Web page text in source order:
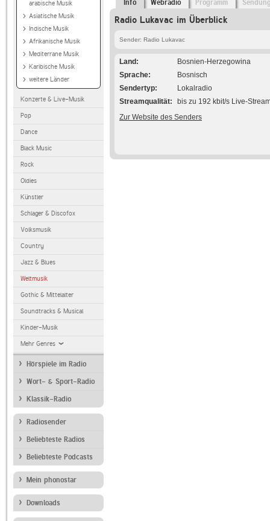
arabische Musik
Asiatische Musik
Indische Musik
Afrikanische Musik
Mediterrane Musik
Karibische Musik
weitere Länder
Konzerte & Live-Musik
Pop
Dance
Black Music
Rock
Oldies
Künstler
Schlager & Discofox
Volksmusik
Country
Jazz & Blues
Weltmusik
Gothic & Mittelalter
Soundtracks & Musical
Kinder-Musik
Mehr Genres
Hörspiele im Radio
Wort- & Sport-Radio
Klassik-Radio
Radiosender
Beliebteste Radios
Beliebteste Podcasts
Mein phonostar
Downloads
Info Webradio Programm
Radio Lukavac im Überblick
Sender: Radio Lukavac
Land
Bosnien-Herzegowina
Sprache
Bosnisch
Sendertyp
Lokalradio
Streamqualität
bis zu 192 kbit/s Live-
Zur Website des Senders